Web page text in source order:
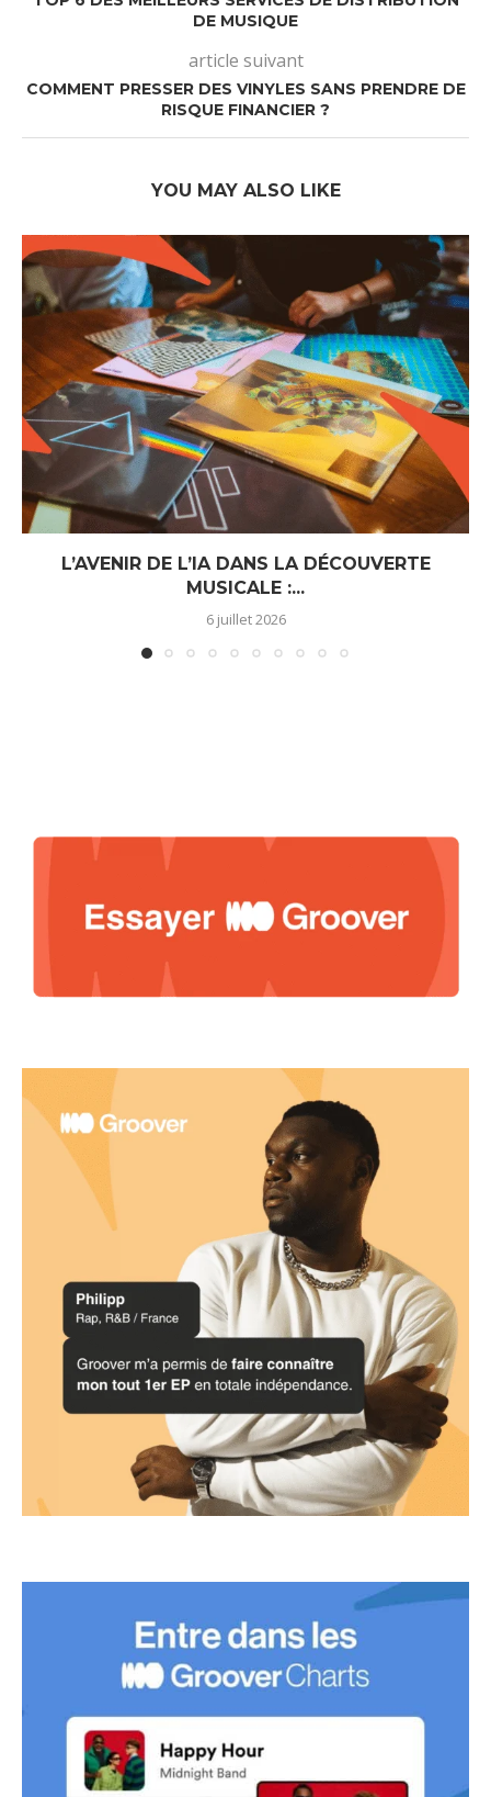
DE MUSIQUE
article suivant
COMMENT PRESSER DES VINYLES SANS PRENDRE DE
RISQUE FINANCIER ?
YOU MAY ALSO LIKE
L’AVENIR DE L’IA DANS LA DÉCOUVERTE
MUSICALE :...
6 juillet 2026